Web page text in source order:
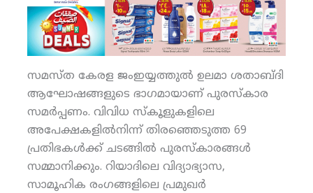
സമസ്ത കേരള ജംഇയ്യത്തുല്‍ ഉലമാ ശതാബ്ദി
ആഘോഷങ്ങളുടെ ഭാഗമായാണ് പുരസ്‌കാര
സമര്‍പ്പണം. വിവിധ സ്‌കൂളുകളിലെ
അപേക്ഷകളില്‍നിന്ന് തിരഞ്ഞെടുത്ത 69
പ്രതിഭകള്‍ക്ക് ചടങ്ങില്‍ പുരസ്‌കാരങ്ങള്‍
സമ്മാനിക്കും. റിയാദിലെ വിദ്യാഭ്യാസ,
സാമൂഹിക രംഗങ്ങളിലെ പ്രമുഖര്‍